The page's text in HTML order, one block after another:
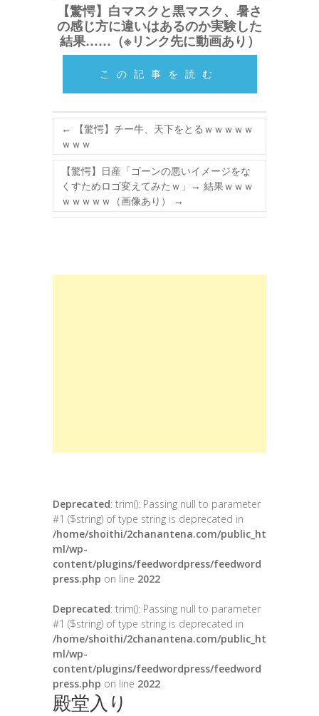
【驚愕】白マスクと黒マスク、暑さ
の感じ方に違いはあるのか実験した
結果……（※リンク先に動画あり）
この記事を読む
←
【驚愕】チー牛、天下をとるｗｗｗｗｗ
ｗｗｗ
【驚愕】日産「ゴーンの悪いイメージをな
くすためロゴ変えてみたｗ」→ 結果ｗｗｗ
ｗｗｗｗｗ（画像あり）
→
Deprecated: trim(): Passing null to parameter
#1 ($string) of type string is deprecated in
/home/shoithi/2chanantena.com/public_ht
ml/wp-
content/plugins/feedwordpress/feedword
press.php on line 2022
Deprecated: trim(): Passing null to parameter
#1 ($string) of type string is deprecated in
/home/shoithi/2chanantena.com/public_ht
ml/wp-
content/plugins/feedwordpress/feedword
press.php on line 2022
殿堂入り